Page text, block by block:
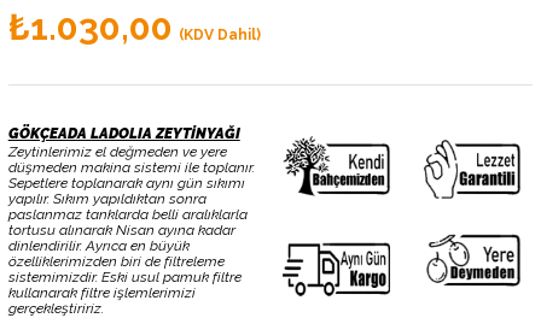
₺1.030,00 (KDV Dahil)
GÖKÇEADA LADOLIA ZEYTİNYAĞI
Zeytinlerimiz el değmeden ve yere
düşmeden makina sistemi ile toplanır.
Sepetlere toplanarak aynı gün sıkımı
yapılır. Sıkım yapıldıktan sonra
paslanmaz tanklarda belli aralıklarla
tortusu alınarak Nisan ayına kadar
dinlendirilir. Ayrıca en büyük
özelliklerimizden biri de filtreleme
sistemimizdir. Eski usul pamuk filtre
kullanarak filtre işlemlerimizi
gerçekleştiririz.